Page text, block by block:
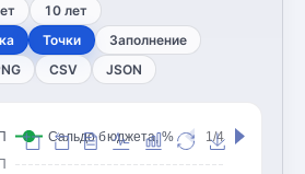
10 лет
Точки Заполнение
CSV JSON
Сальдо бюджета, % ВВП 1/4